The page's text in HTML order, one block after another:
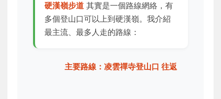
硬漢嶺步道 其實是一個路線網絡，有
多個登山口可以上到硬漢嶺。我介紹
最主流、最多人走的路線：
主要路線：凌雲禪寺登山口 往返